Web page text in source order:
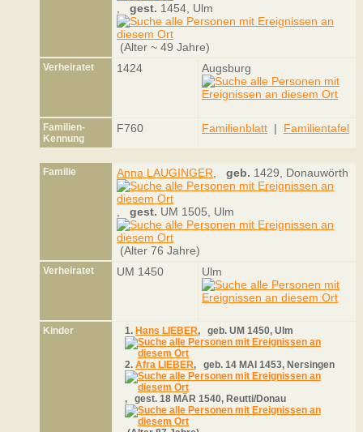
gest. 1454, Ulm
(Alter ~ 49 Jahre)
Verheiratet 1424 Augsburg
Familien-
Kennung
F760 Familienblatt | Familientafel
Familie Anna LAUGINGER geb. 1429, Donauwörth
gest. UM 1505, Ulm
(Alter 76 Jahre)
Verheiratet UM 1450 Ulm
Kinder 1. Hans LIEBER, geb. UM 1450, Ulm
2. Afra LIEBER, geb. 14 MAI 1453, Nersingen
, gest. 18 MÄR 1540, Reutti/Donau